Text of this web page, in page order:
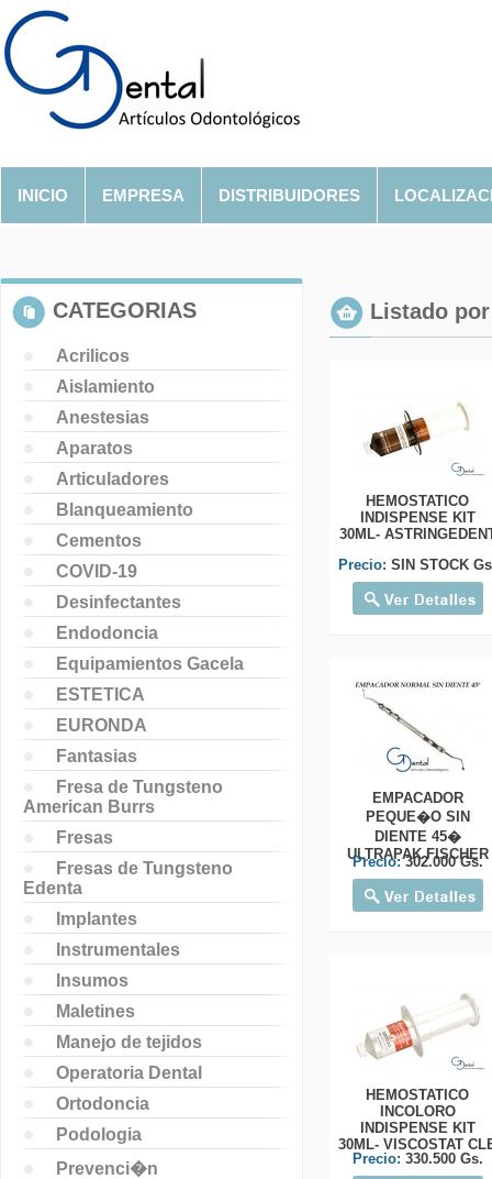
INICIO EMPRESA DISTRIBUIDORES
CATEGORIAS
Acrilicos
Aislamiento
Anestesias
Aparatos
Articuladores
Blanqueamiento
Cementos
COVID-19
Desinfectantes
Endodoncia
Equipamientos Gacela
ESTETICA
EURONDA
Fantasias
Fresa de Tungsteno
American Burrs
Fresas
Fresas de Tungsteno
Edenta
Implantes
Instrumentales
Insumos
Maletines
Manejo de tejidos
Operatoria Dental
Ortodoncia
Podologia
Prevenci�n
Listado
HEMOSTATICO
INDISPENSE KIT
30ML-
Precio: SIN STOCK
EMPACADOR
PEQUE�O SIN
DIENTE 45�
ULTRAPAK FISCHER
Precio: 302.000 Gs.
HEMOSTATICO
INCOLORO
INDISPENSE KIT
30ML- VISCOSTAT
Precio: 330.500 Gs.